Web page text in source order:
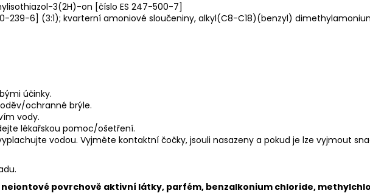
3(2H)-on [číslo ES 247-500-7]
239-6] (3:1); kvarterní amoniové sloučeniny, alkyl(C8-C18)(benzyl)
účinky.
ochranné brýle.
vody.
lékařskou pomoc/ošetření.
vyplachujte vodou. Vyjměte kontaktní čočky, jsouli nasazeny a pokud je lze vyjmout
neiontové povrchově aktivní látky, parfém, benzalkonium chloride,